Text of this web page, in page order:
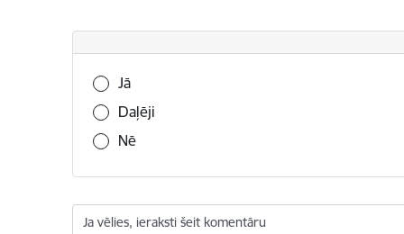
Vai šī informācija bija noderīga?
Jā
Daļēji
Nē
Ja vēlies, ieraksti šeit komentāru